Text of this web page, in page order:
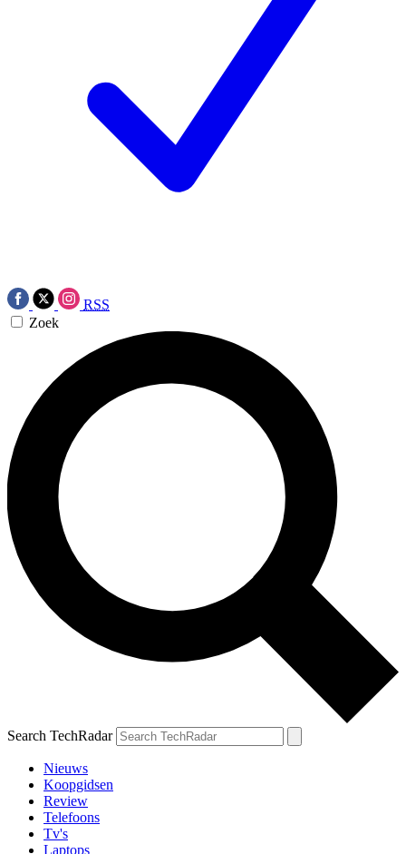
RSS
Zoek
Search TechRadar
Nieuws
Koopgidsen
Review
Telefoons
Tv's
Laptops